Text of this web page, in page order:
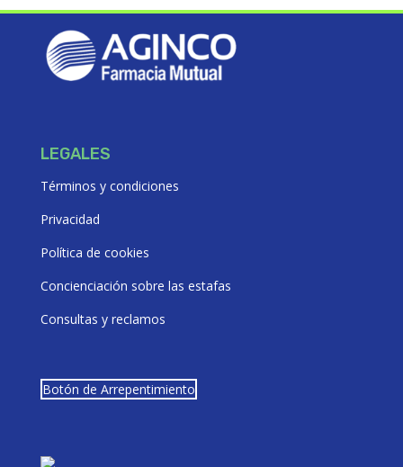
LEGALES
Términos y condiciones
Privacidad
Política de cookies
Concienciación sobre las estafas
Consultas y reclamos
Botón de Arrepentimiento